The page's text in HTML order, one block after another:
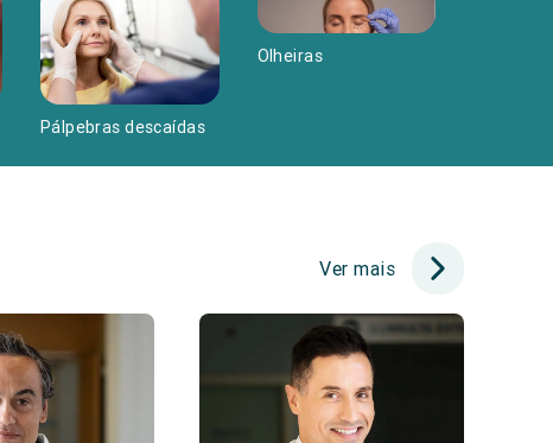
Pálpebras descaídas
Olheiras
Ver mais